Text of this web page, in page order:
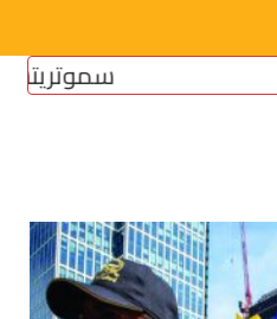
سموتريتش: